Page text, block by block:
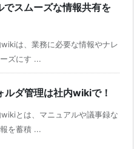
スムーズな情報共有を
は、業務に必要な情報やナレ
ズにす ...
ルダ管理は社内wikiで！
とは、マニュアルや議事録な
を蓄積 ...